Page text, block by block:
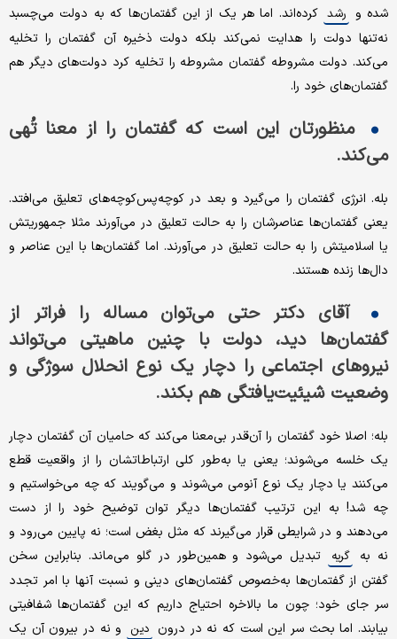
شده و رشد کرده‌اند. اما هر یک از این گفتمان‌ها که به دولت می‌چسبد
نه‌تنها دولت را هدایت نمی‌کند بلکه دولت ذخیره‌ آن گفتمان را تخلیه
می‌کند. دولت مشروطه گفتمان مشروطه را تخلیه کرد دولت‌های دیگر هم
گفتمان‌های خود را.
منظورتان این است که گفتمان را از معنا تُهی
می‌کند.
بله. انرژی‌ گفتمان را می‌گیرد و بعد در کوچه‌پس‌کوچه‌های تعلیق می‌افتد.
یعنی گفتمان‌ها عناصرشان را به حالت تعلیق در می‌آورند مثلا جمهوریتش
یا اسلامیتش را به حالت تعلیق در می‌آورند. اما گفتمان‌ها با این عناصر و
دال‌ها زنده هستند.
آقای دکتر حتی می‌توان مساله را فراتر از
گفتمان‌ها دید، دولت با چنین ماهیتی می‌تواند
نیروهای اجتماعی را دچار یک نوع انحلال سوژگی و
وضعیت شیئیت‌یافتگی هم بکند.
بله؛ اصلا خود گفتمان را آن‌قدر بی‌معنا می‌کند که حامیان آن گفتمان دچار
یک خلسه می‌شوند؛ یعنی یا به‌طور کلی ارتباطاتشان را از واقعیت قطع
می‌کنند یا دچار یک نوع آنومی می‌شوند و می‌گویند که چه می‌خواستیم و
چه شد! به این ترتیب گفتمان‌ها دیگر توان توضیح خود را از دست
می‌دهند و در شرایطی قرار می‌گیرند که مثل بغض است؛ نه پایین می‌رود و
نه به
گریه
تبدیل می‌شود و همین‌طور در گلو می‌ماند. بنابراین سخن
گفتن از گفتمان‌ها به‌خصوص گفتمان‌های دینی و نسبت آنها با امر تجدد
سر جای خود؛ چون ما بالاخره احتیاج داریم که این گفتمان‌ها شفافیتی
بیابند. اما بحث سر این است که نه در درون دین و نه در بیرون آن یک